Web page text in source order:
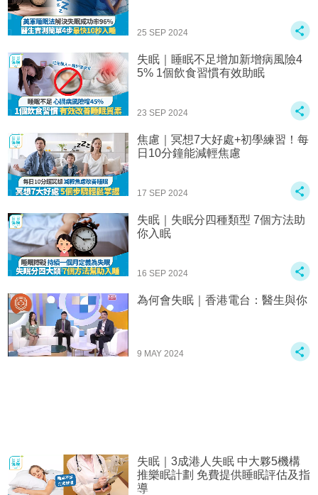
25 SEP 2024
失眠｜睡眠不足增加新增病風險4
5% 1個飲食習慣有效助眠
23 SEP 2024
焦慮｜冥想7大好處+初學練習！每
日10分鐘能減輕焦慮
17 SEP 2024
失眠｜失眠分四種類型 7個方法助
你入眠
16 SEP 2024
為何會失眠｜香港電台：醫生與你
9 MAY 2024
失眠｜3成港人失眠 中大夥5機構
推樂眠計劃 免費提供睡眠評估及指
導